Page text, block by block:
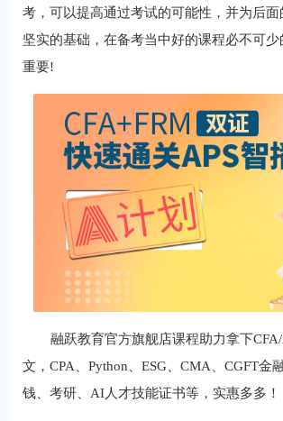
考，可以提高通过考试的可能性，并为后
坚实的基础，在备考当中好的课程必不可
重要!
融跃教育官方旗舰店课程助力拿下
文，CPA、Python、ESG、CMA、CGFT金
钱、考研、AI人才技能证书等，实惠多多！